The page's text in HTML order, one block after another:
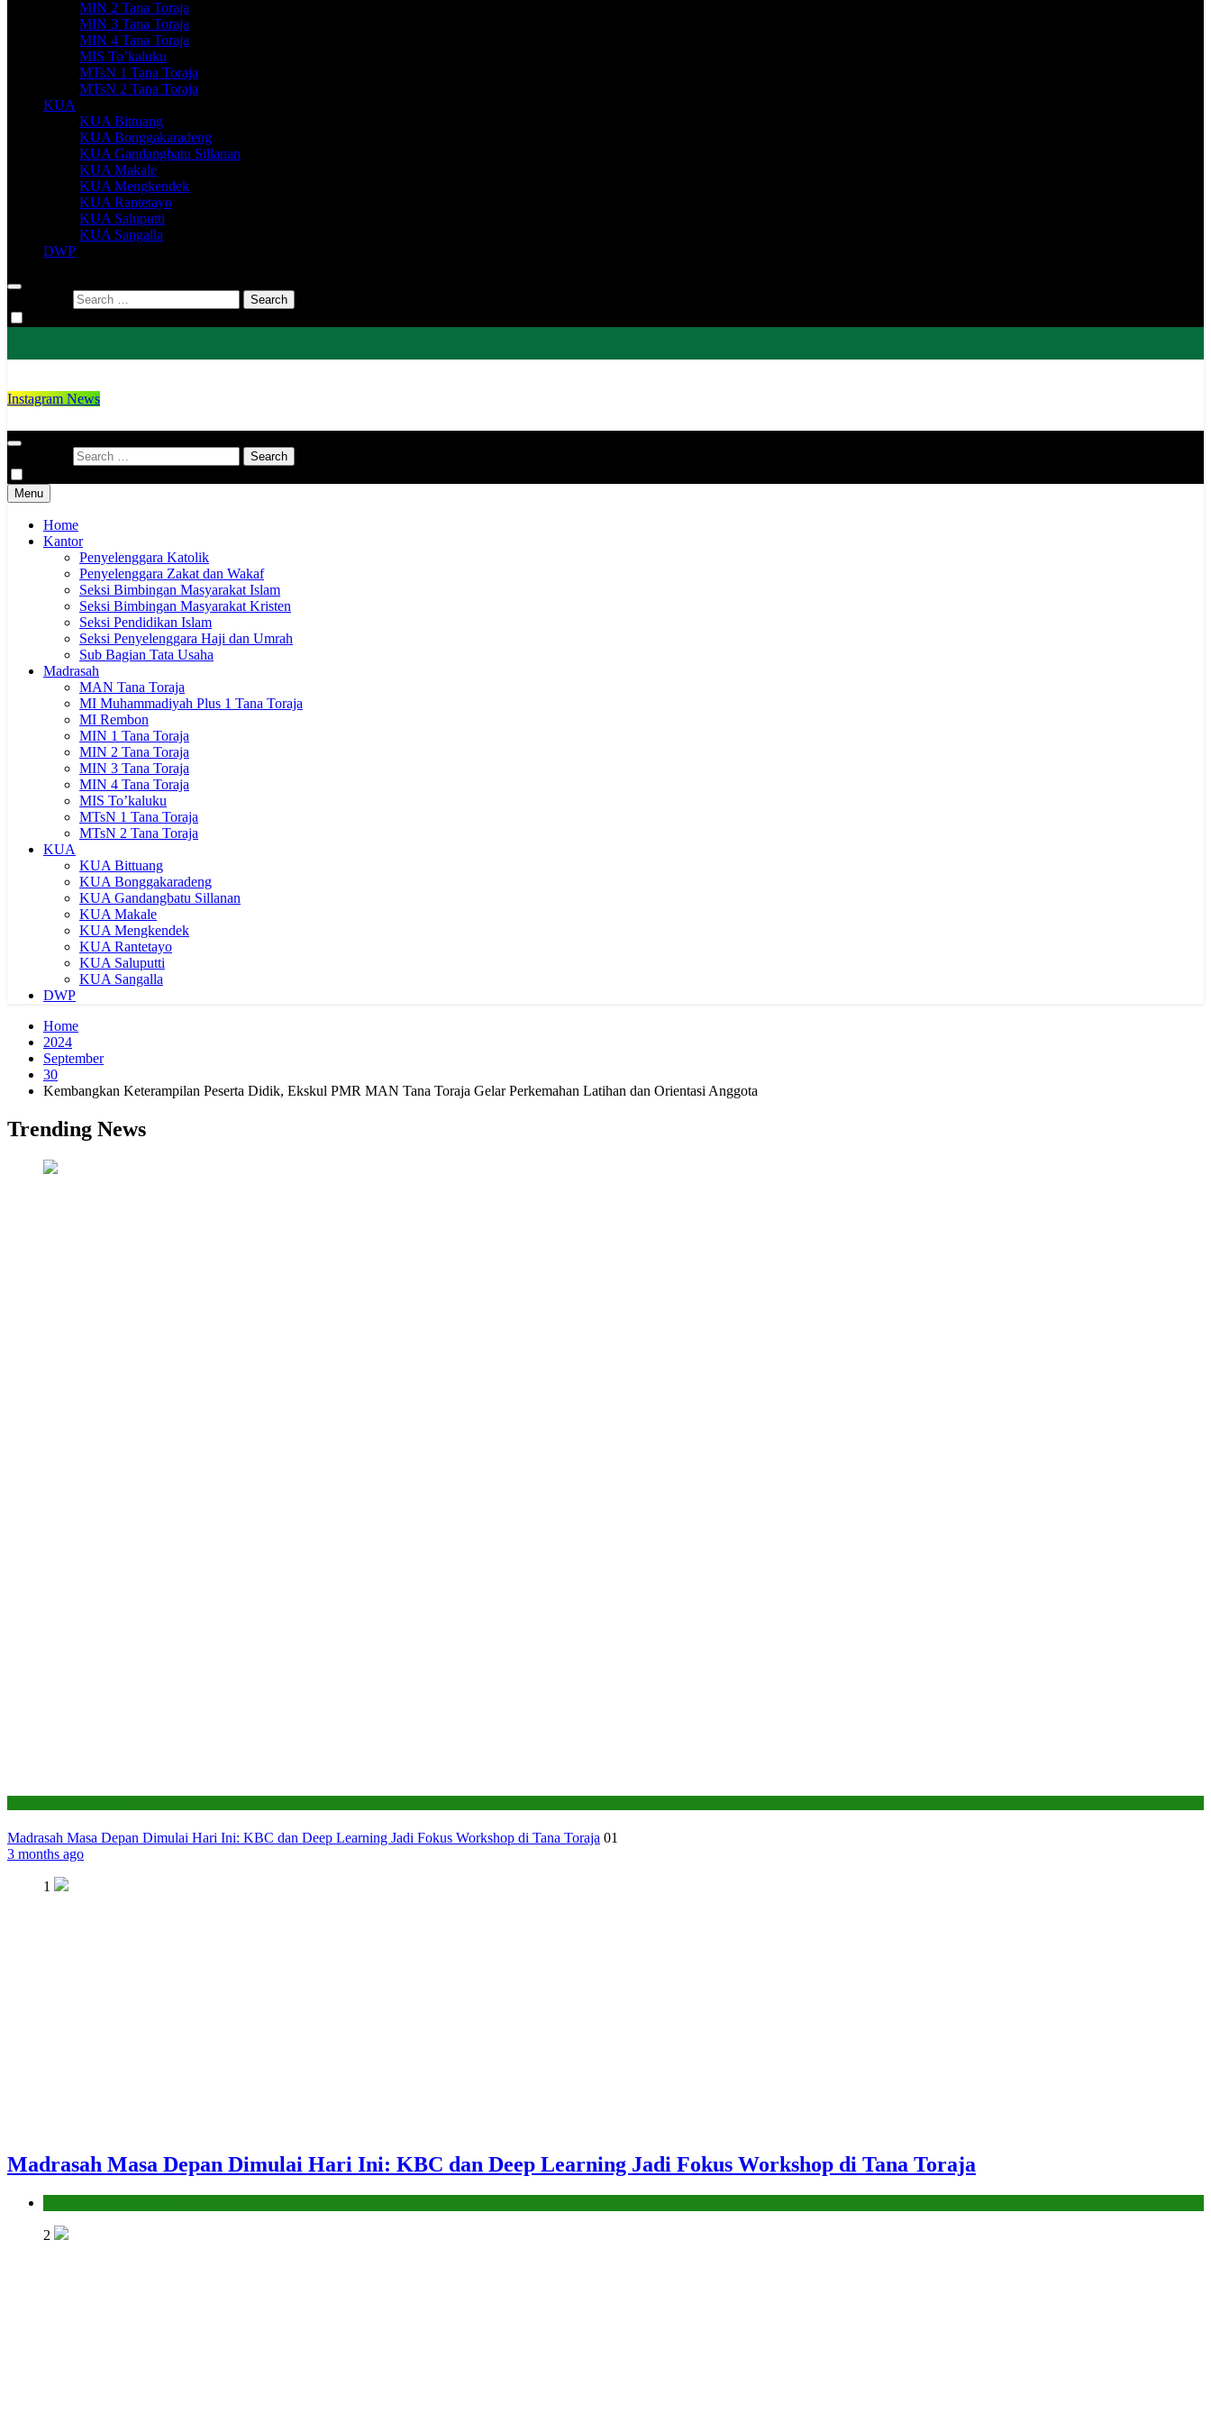
MIN 2 Tana Toraja
MIN 3 Tana Toraja
MIN 4 Tana Toraja
MIS To’kaluku
MTsN 1 Tana Toraja
MTsN 2 Tana Toraja
KUA
KUA Bittuang
KUA Bonggakaradeng
KUA Gandangbatu Sillanan
KUA Makale
KUA Mengkendek
KUA Rantetayo
KUA Saluputti
KUA Sangalla
DWP
Instagram News
Kementerian Agama Kabupaten Tana Toraja
Indonesia Hebat Bersama Umat
Menu
Home
Kantor
Penyelenggara Katolik
Penyelenggara Zakat dan Wakaf
Seksi Bimbingan Masyarakat Islam
Seksi Bimbingan Masyarakat Kristen
Seksi Pendidikan Islam
Seksi Penyelenggara Haji dan Umrah
Sub Bagian Tata Usaha
Madrasah
MAN Tana Toraja
MI Muhammadiyah Plus 1 Tana Toraja
MI Rembon
MIN 1 Tana Toraja
MIN 2 Tana Toraja
MIN 3 Tana Toraja
MIN 4 Tana Toraja
MIS To’kaluku
MTsN 1 Tana Toraja
MTsN 2 Tana Toraja
KUA
KUA Bittuang
KUA Bonggakaradeng
KUA Gandangbatu Sillanan
KUA Makale
KUA Mengkendek
KUA Rantetayo
KUA Saluputti
KUA Sangalla
DWP
Home
2024
September
30
Kembangkan Keterampilan Peserta Didik, Ekskul PMR MAN Tana Toraja Gelar Perkemahan Latihan dan Orientasi Anggota
Trending News
Madrasah Masa Depan Dimulai Hari Ini: KBC dan Deep Learning Jadi Fokus Workshop di Tana Toraja 01
3 months ago
1
Madrasah Masa Depan Dimulai Hari Ini: KBC dan Deep Learning Jadi Fokus Workshop di Tana Toraja
2